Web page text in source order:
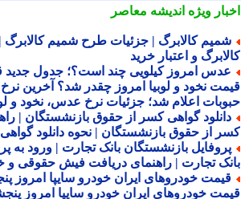
ویژهاندیشه معاصر
کالابرگ | جزئیات طرح شمیم کالابرگ |
و اعتبار خرید
امروز کیلویی چند است؟؛ جدول جدید قیمت
نخود و لوبیا امروز چقدر شد؟ آخرین نرخ
اعلام شد؛ جزئیات نرخ عدس، نخود و لوبیا
گواهی کسر از حقوق بازنشستگان |
از حقوق بازنشستگان | نحوه دانلود گواهی
بازنشستگان بانک تجارت | ورود به
تجارت | راهنمای دریافت فیش حقوقی و